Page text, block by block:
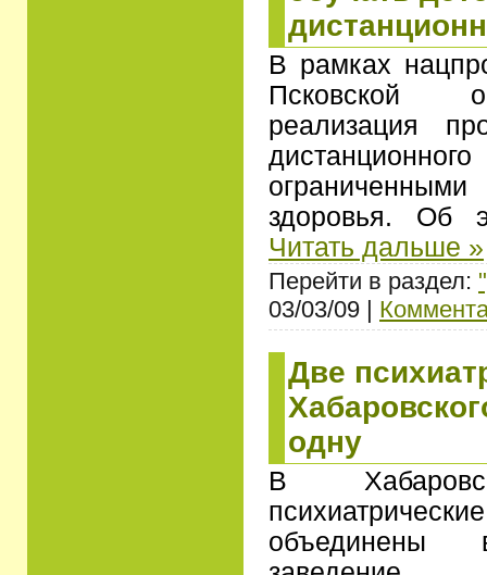
В рамках
Псковской
реализация
здоровья. Об
Читать дальше »
Перейти в раздел:
03/03/09 |
Две
одну
В